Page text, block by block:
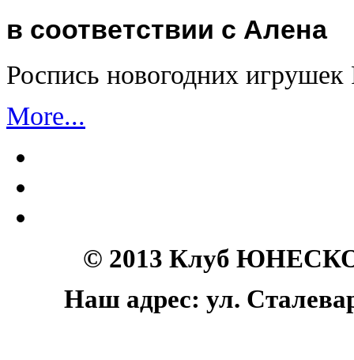
в соответствии с Алена
Роспись новогодних
More...
© 2013 Клуб
Наш адрес: ул.